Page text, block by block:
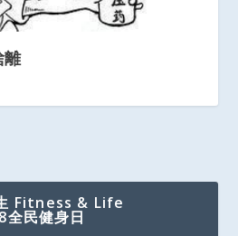
離
Fitness & Life
民健身日